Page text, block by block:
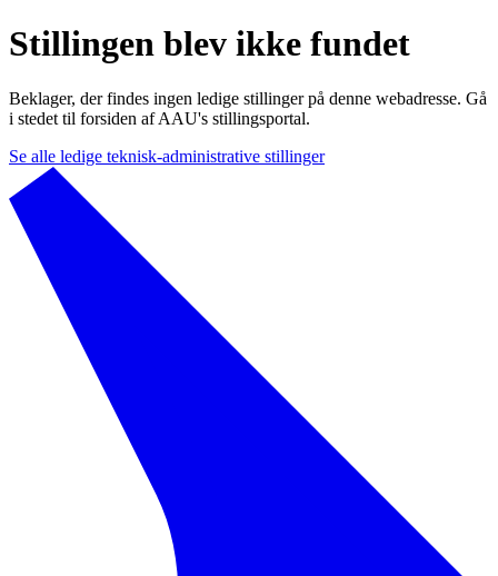
Stillingen blev ikke fundet
Beklager, der findes ingen ledige stillinger på denne webadresse. Gå
i stedet til forsiden af AAU's stillingsportal.
Se alle ledige teknisk-administrative stillinger